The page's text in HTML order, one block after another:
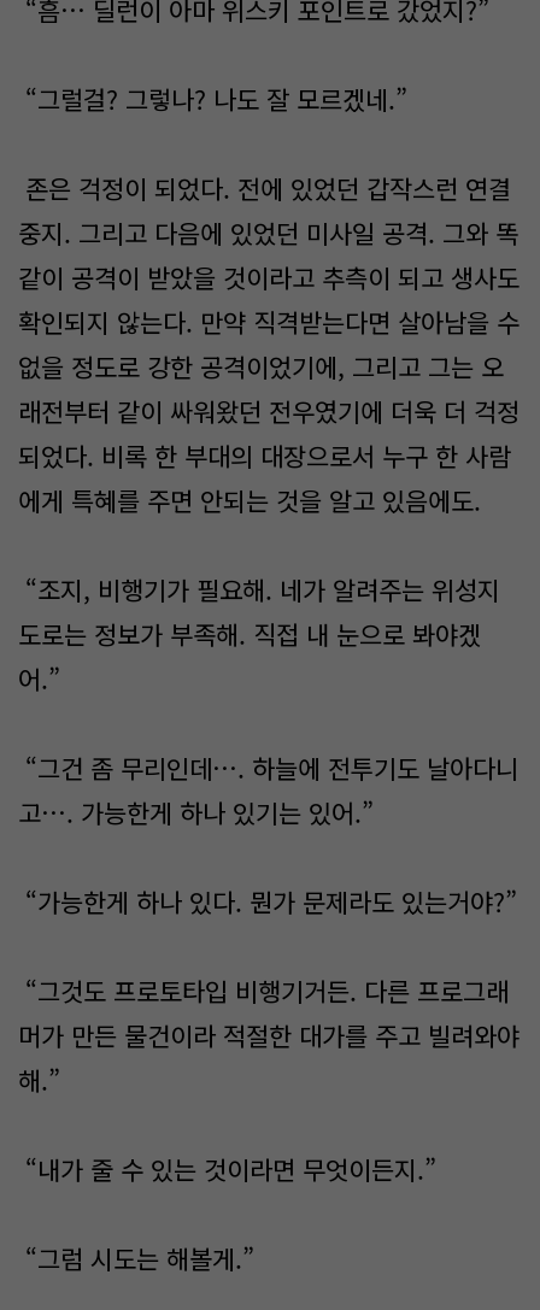
“흠… 딜런이 아마 위스키 포인트로 갔었지?”
“그럴걸? 그렇나? 나도 잘 모르겠네.”
존은 걱정이 되었다. 전에 있었던 갑작스런 연결
중지. 그리고 다음에 있었던 미사일 공격. 그와 똑
같이 공격이 받았을 것이라고 추측이 되고 생사도
확인되지 않는다. 만약 직격받는다면 살아남을 수
없을 정도로 강한 공격이었기에, 그리고 그는 오
래전부터 같이 싸워왔던 전우였기에 더욱 더 걱정
되었다. 비록 한 부대의 대장으로서 누구 한 사람
에게 특혜를 주면 안되는 것을 알고 있음에도.
“조지, 비행기가 필요해. 네가 알려주는 위성지
도로는 정보가 부족해. 직접 내 눈으로 봐야겠
어.”
“그건 좀 무리인데…. 하늘에 전투기도 날아다니
고…. 가능한게 하나 있기는 있어.”
“가능한게 하나 있다. 뭔가 문제라도 있는거야?”
“그것도 프로토타입 비행기거든. 다른 프로그래
머가 만든 물건이라 적절한 대가를 주고 빌려와야
해.”
“내가 줄 수 있는 것이라면 무엇이든지.”
“그럼 시도는 해볼게.”